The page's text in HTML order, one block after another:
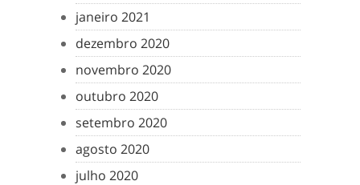
janeiro 2021
dezembro 2020
novembro 2020
outubro 2020
setembro 2020
agosto 2020
julho 2020